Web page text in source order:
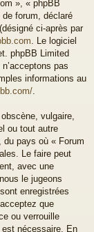
», « phpBB
forum, déclaré
ci-après par
. Le logiciel
phpBB Limited
pas
informations au
.
vulgaire,
ou tout autre
pays où « Forum
Le faire peut
avec une
le jugeons
enregistrées
que
ou verrouille
est nécessaire. En